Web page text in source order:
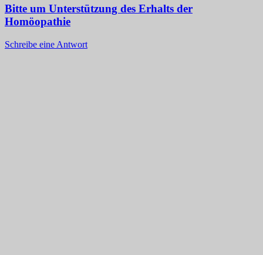
Bitte um Unterstützung des Erhalts der
Homöopathie
Schreibe eine Antwort